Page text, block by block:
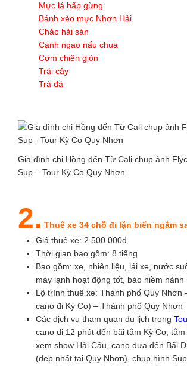
Mực lá hấp gừng
Bánh xèo mực Nhơn Hải
Cháo hải sản
Canh ngao nấu chua
Cơm chiên giòn
Trái cây
Trà đá
Gia đình chị Hồng đến Từ Cali chụp ảnh
Sup – Tour Kỳ Co Quy Nhơn
2. Thuê xe 34 chỗ đi lặn biển ngắm
Giá thuê xe: 2.500.000đ
Thời gian bao gồm: 8 tiếng
Bao gồm: xe, nhiên liệu, lái xe, nước
máy lạnh hoạt động tốt, bảo hiềm hành
Lộ trình thuê xe: Thành phố Quy Nhơn
cano đi Kỳ Co) – Thành phố Quy Nhơn
Các dịch vụ tham quan du lịch trong
cano đi 12 phút đến bãi tắm Kỳ Co, tắm
xem show Hải Cẩu, cano đưa đến Bãi
(đẹp nhất tại Quy Nhơn), chụp hình